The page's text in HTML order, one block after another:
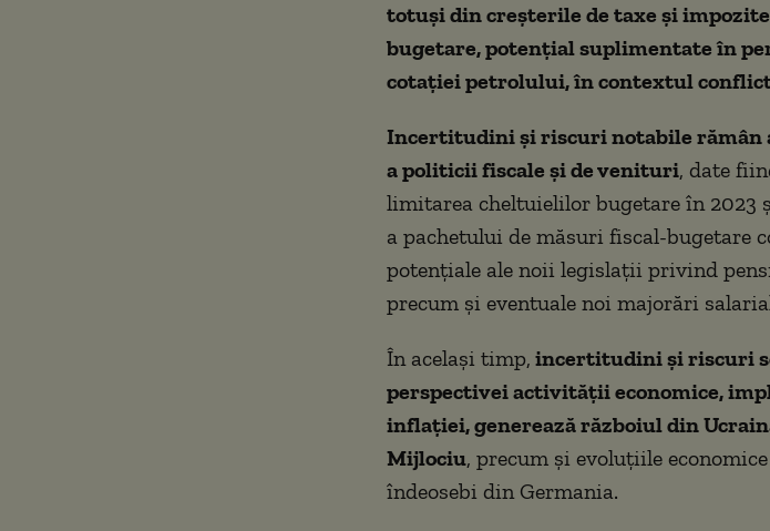
totuși din creșterile de taxe și
bugetare, potențial suplimentate în
cotației petrolului, în contextul
Incertitudini și riscuri notabile rămân
a politicii fiscale și de venituri, date
limitarea cheltuielilor bugetare în
a pachetului de măsuri fiscal-bugetare
potențiale ale noii legislații privind
precum și eventuale noi majorări
În același timp, incertitudini și riscuri
perspectivei activității economice,
inflației, generează războiul din
Mijlociu, precum și evoluțiile
îndeosebi din Germania.